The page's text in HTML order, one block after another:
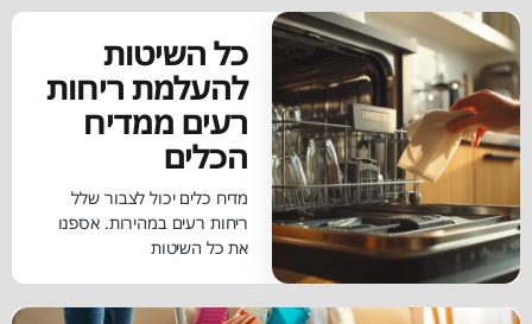
כל השיטות
להעלמת ריחות
רעים ממדיח
הכלים
מדיח כלים יכול לצבור שלל
ריחות רעים במהירות. אספנו
את כל השיטות